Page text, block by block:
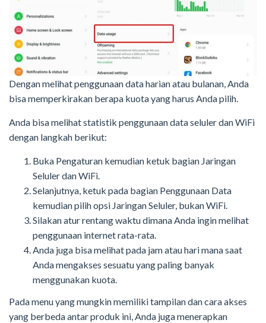
Dengan melihat penggunaan data harian atau bulanan, Anda
bisa memperkirakan berapa kuota yang harus Anda pilih.
Anda bisa melihat statistik penggunaan data seluler dan WiFi
dengan langkah berikut:
Buka Pengaturan kemudian ketuk bagian Jaringan
Seluler dan WiFi.
Selanjutnya, ketuk pada bagian Penggunaan Data
kemudian pilih opsi Jaringan Seluler, bukan WiFi.
Silakan atur rentang waktu dimana Anda ingin melihat
penggunaan internet rata-rata.
Anda juga bisa melihat pada jam atau hari mana saat
Anda mengakses sesuatu yang paling banyak
menggunakan kuota.
Pada menu yang mungkin memiliki tampilan dan cara akses
yang berbeda antar produk ini, Anda juga menerapkan